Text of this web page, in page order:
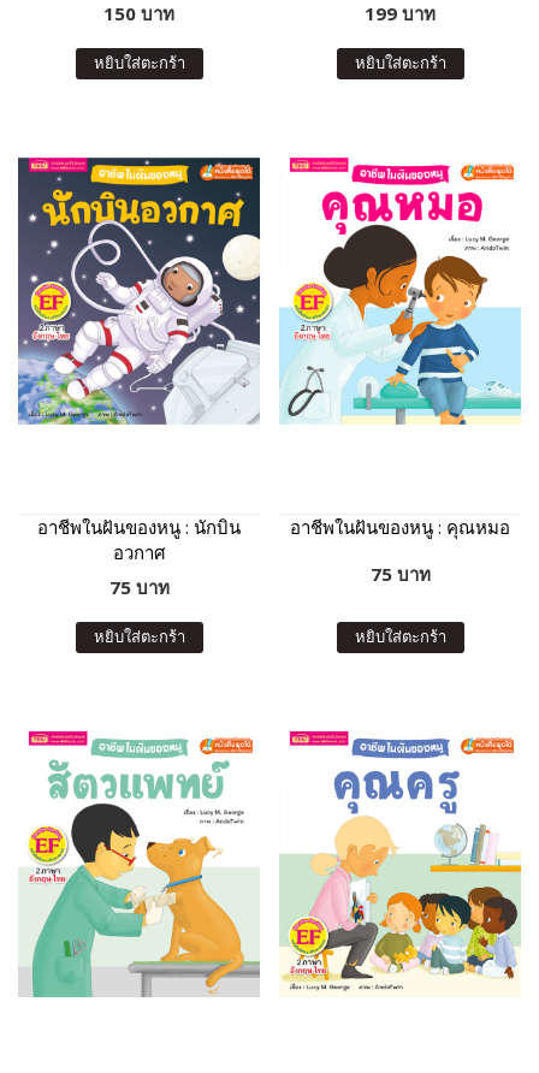
150 บาท
หยิบใส่ตะกร้า
199 บาท
หยิบใส่ตะกร้า
อาชีพในฝันของหนู : นักบิน
อวกาศ
75 บาท
หยิบใส่ตะกร้า
อาชีพในฝันของหนู : คุณหมอ
75 บาท
หยิบใส่ตะกร้า